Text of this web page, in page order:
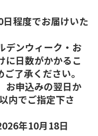
程度でお届けいた
デンウィーク・お
に日数がかかるこ
了承ください。
お申込みの翌日か
内でご指定下さ
年10月18日